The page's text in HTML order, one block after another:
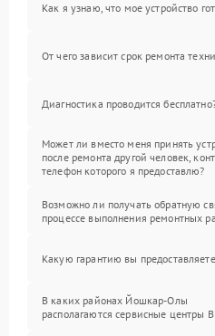
Как я узнаю, что мое устройство
От чего зависит срок ремонта
Диагностика проводится
Может ли вместо меня принять
после ремонта другой человек,
телефон которого я предоставлю?
Возможно ли получать обратную
процессе выполнения ремонтных
Какую гарантию вы
В каких районах Йошкар-Олы
располагаются сервисные центры